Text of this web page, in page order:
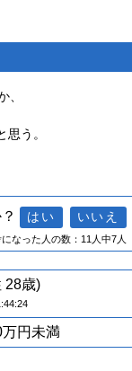
、
う。
なった人の数：11人中7人
28歳)
円未満